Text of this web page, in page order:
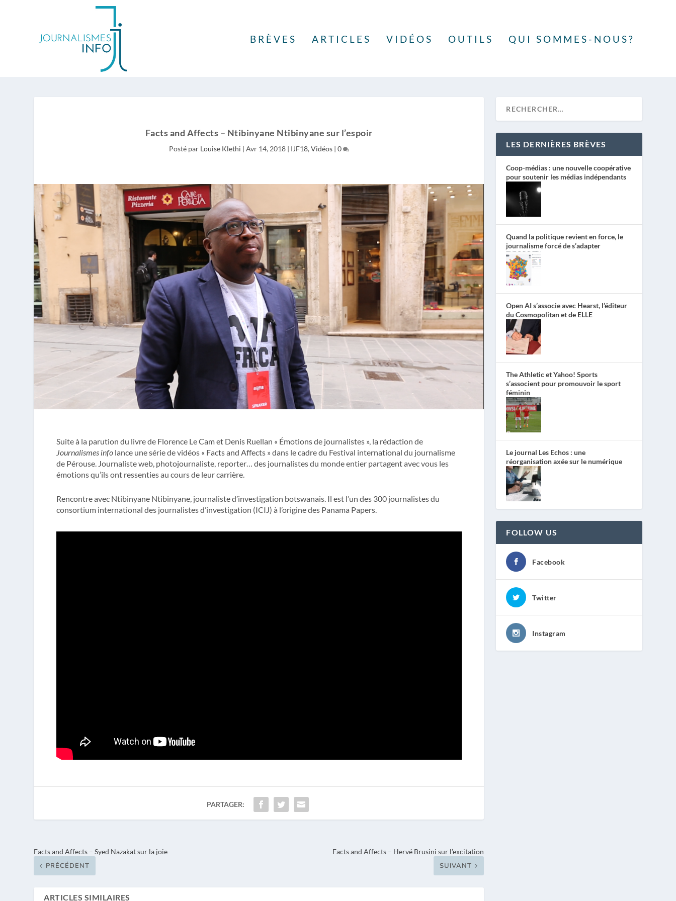
BRÈVES ARTICLES VIDÉOS OUTILS QUI SOMMES-NOUS?
Facts and Affects – Ntibinyane Ntibinyane sur l’espoir
Posté par Louise Klethi | Avr 14, 2018| IJF18,Vidéos| 0
Suite à la parution du livre de Florence Le Cam et Denis Ruellan « Émotions de journalistes », la rédaction de
Journalismes infolance une série de vidéos « Facts and Affects » dans le cadre du Festival international du journalisme
de Pérouse. Journaliste web, photojournaliste, reporter… des journalistes du monde entier partagent avec vous les
émotions qu’ils ont ressenties au cours de leur carrière.
Rencontre avec Ntibinyane Ntibinyane, journaliste d’investigation botswanais. Il est l’un des 300 journalistes du
consortium international des journalistes d’investigation (ICIJ) à l’origine des Panama Papers.
PARTAGER:
Facts and Affects – Syed Nazakat sur la joie
PRÉCÉDENT
Facts and Affects – Hervé Brusini sur l’excitation
SUIVANT
ARTICLES SIMILAIRES
LES DERNIÈRES BRÈVES
Coop-médias : une nouvelle coopérative
pour soutenir les médias indépendants
Quand la politique revient en force, le
journalisme forcé de s’adapter
Open AI s’associe avec Hearst, l’éditeur
du Cosmopolitan et de ELLE
The Athletic et Yahoo! Sports
s’associent pour promouvoir le sport
féminin
Le journal Les Echos : une
réorganisation axée sur le numérique
FOLLOW US
Facebook
Twitter
Instagram